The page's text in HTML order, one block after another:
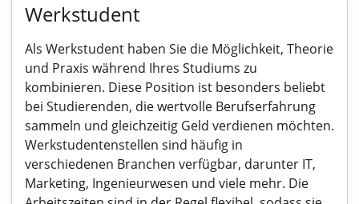
Werkstudent
Als Werkstudent haben Sie die Möglichkeit, Theorie
und Praxis während Ihres Studiums zu
kombinieren. Diese Position ist besonders beliebt
bei Studierenden, die wertvolle Berufserfahrung
sammeln und gleichzeitig Geld verdienen möchten.
Werkstudentenstellen sind häufig in
verschiedenen Branchen verfügbar, darunter IT,
Marketing, Ingenieurwesen und viele mehr. Die